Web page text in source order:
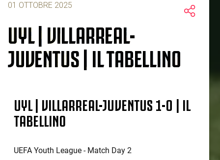
01 OTTOBRE 2025
UYL | VILLARREAL-
JUVENTUS | IL TABELLINO
UYL | VILLARREAL-JUVENTUS 1-0 | IL
TABELLINO
UEFA Youth League - Match Day 2